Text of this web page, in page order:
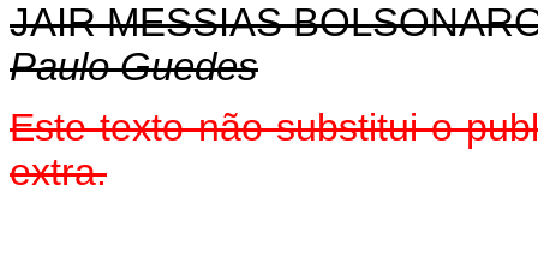
JAIR MESSIAS
Paulo Guedes
Este texto não substitui o
extra.